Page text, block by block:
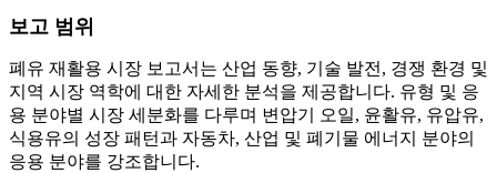
보고 범위
폐유 재활용 시장 보고서는 산업 동향, 기술 발전, 경쟁 환경 및
지역 시장 역학에 대한 자세한 분석을 제공합니다. 유형 및 응
용 분야별 시장 세분화를 다루며 변압기 오일, 윤활유, 유압유,
식용유의 성장 패턴과 자동차, 산업 및 폐기물 에너지 분야의
응용 분야를 강조합니다.